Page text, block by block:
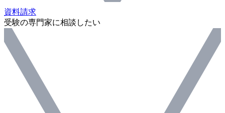
資料請求
受験の専門家に相談したい